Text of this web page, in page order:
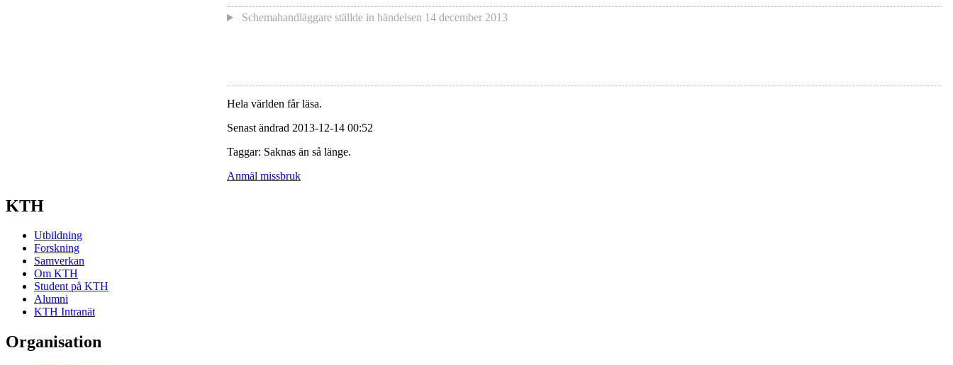
Schemahandläggare ställde in händelsen 14 december 2013
Hela världen får läsa.
Senast ändrad 2013-12-14 00:52
Taggar: Saknas än så länge.
Anmäl missbruk
KTH
Utbildning
Forskning
Samverkan
Om KTH
Student på KTH
Alumni
KTH Intranät
Organisation